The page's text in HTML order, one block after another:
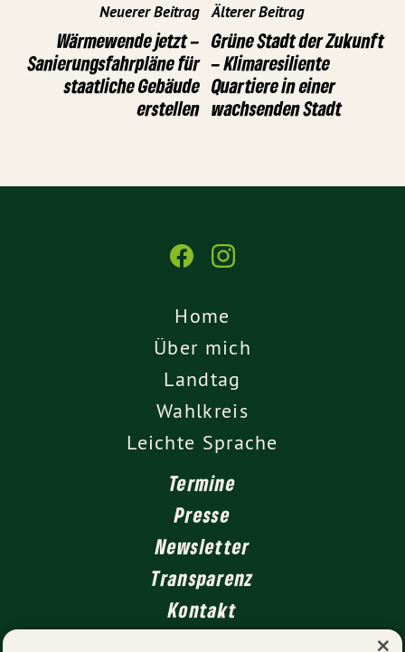
Neuerer Beitrag
Wärmewende jetzt –
Sanierungsfahrpläne für
staatliche Gebäude
erstellen
Älterer Beitrag
Grüne Stadt der Zukunft
– Klimaresiliente
Quartiere in einer
wachsenden Stadt
Home
Über mich
Landtag
Wahlkreis
Leichte Sprache
Termine
Presse
Newsletter
Transparenz
Kontakt